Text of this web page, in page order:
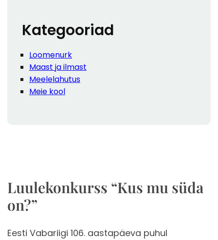
Kategooriad
Loomenurk
Maast ja ilmast
Meelelahutus
Meie kool
Luulekonkurss “Kus mu süda
on?”
Eesti Vabariigi 106. aastapäeva puhul